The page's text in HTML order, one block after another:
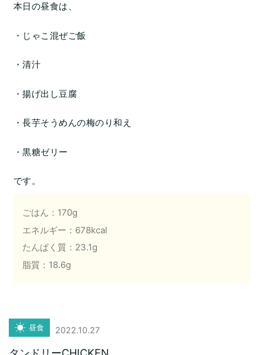
本日の昼食は、
・じゃこ混ぜご飯
・清汁
・揚げ出し豆腐
・長芋そうめんの梅のり和え
・黒糖ゼリー
です。
ごはん：170g
エネルギー：678kcal
たんぱく質：23.1g
脂質：18.6g
昼食 2022.10.27